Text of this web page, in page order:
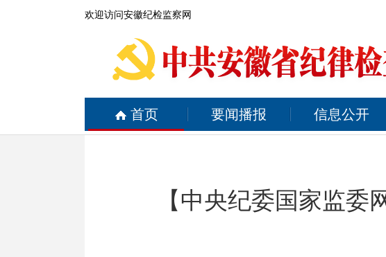
欢迎访问安徽纪检监察网
首页 要闻播报 信息公开
【中央纪委国家监